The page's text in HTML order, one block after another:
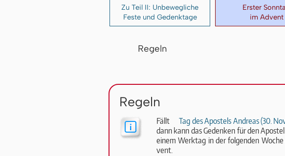
Zu Teil II: Unbewegliche
Feste und Gedenktage
Erster
im Advent
Regeln
Regeln
Fällt Tag des Apostels Andreas (30.
dann kann das Ge­den­ken für den
ei­nem Werk­tag in der fol­gen­den
vent.